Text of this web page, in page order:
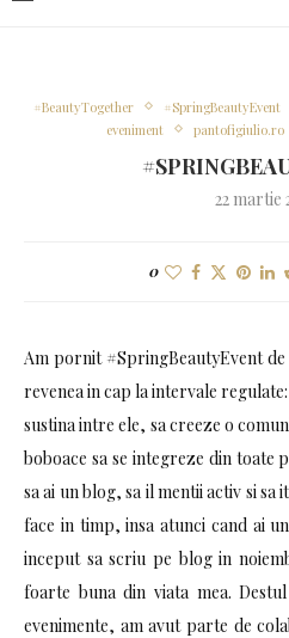
#BeautyTogether #SpringBeautyEvent
eveniment
pantofigiulio.ro
22 martie
0
Am pornit #SpringBeautyEvent
revenea in cap la intervale
sustina intre ele, sa creeze o
boboace sa se integreze din toate
sa ai un blog, sa il mentii activ si sa
face in timp, insa atunci cand ai
inceput sa scriu pe blog in
foarte buna din viata mea.
evenimente, am avut parte de